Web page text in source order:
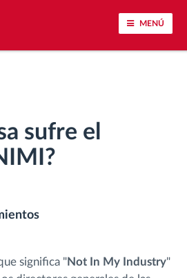
MENÚ
en la conducción
de conducción
sufre el
significa "Not In My Industry"